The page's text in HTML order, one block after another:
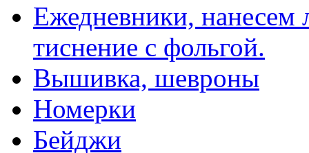
Ежедневники, нанесем
тиснение с фольгой.
Вышивка, шевроны
Номерки
Бейджи